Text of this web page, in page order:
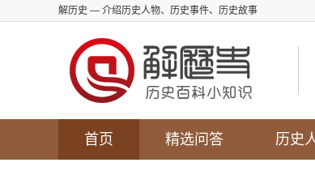
解历史 — 介绍历史人物、历史事件、历史故事
首页 精选问答 历史